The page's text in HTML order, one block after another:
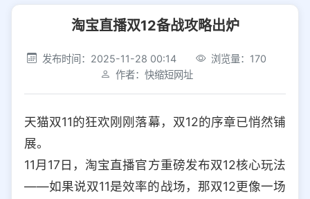
社交平台 电商平台
选择防红平台类型，避免链接被拦截
选择允许访问的平台类型
淘宝直播双12备战攻略出炉
发布时间：2025-11-28 00:14
浏览量：170
作者：快缩短网址
天猫双11的狂欢刚刚落幕，双12的序章已悄然铺
展。
11月17日，淘宝直播官方重磅发布双12核心玩法
——如果说双11是效率的战场，那双12更像一场